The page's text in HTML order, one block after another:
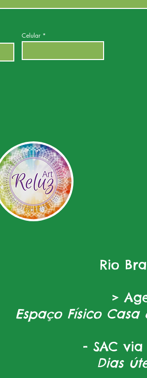
Rio
>
Espaço Físico Casa
- SAC via
Dias
Celular